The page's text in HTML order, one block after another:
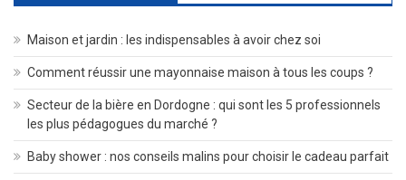
Maison et jardin : les indispensables à avoir chez soi
Comment réussir une mayonnaise maison à tous les coups ?
Secteur de la bière en Dordogne : qui sont les 5 professionnels
les plus pédagogues du marché ?
Baby shower : nos conseils malins pour choisir le cadeau parfait